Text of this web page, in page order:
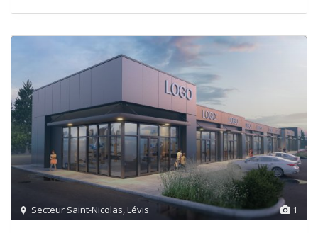
1
Secteur Saint-Nicolas,Lévis